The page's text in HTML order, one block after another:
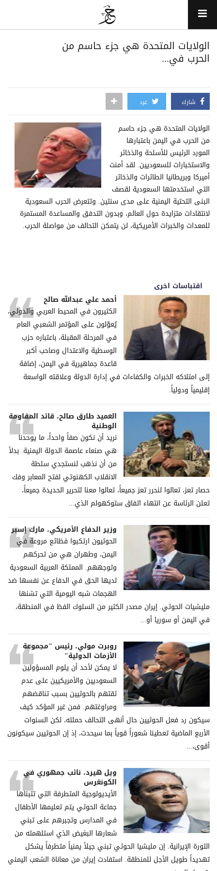
الولايات المتحدة هي جزء حاسم من
الحرب في...
شارك غرد
الولايات المتحدة هي جزء حاسم
من الحرب في اليمن باعتبارها
المورد الرئيس للأسلحة والذخائر
والاستخبارات للسعوديين. لقد أمنت
أميركا وبريطانيا الطائرات والذخائر
التي استخدمتها السعودية لقصف
البنى التحتية اليمنية على مدى سنتين. وتتعرض الحرب السعودية
لانتقادات متزايدة حول العالم، وبدون التدفق والمساعدة المستمرة
للمعدات والخبرات الأمريكية، لن يتمكن التحالف من مواصلة الحرب.
اقتباسات اخرى
أحمد علي عبدالله صالح
الكثيرون في المحيط العربي والدولي،
يُعوّلون على المؤتمر الشعبي العام
في المرحلة المقبلة، باعتباره حزب
الوسطية والاعتدال وصاحب أكبر
قاعدة جماهيرية في اليمن، إضافة
إلى امتلاكه الخبرات والكفاءات في إدارة الدولة وعلاقته الواسعة
إقليمياً ودولياً.
العميد طارق صالح، قائد المقاومة
الوطنية
نريد أن نكون صفاً واحداً، ما يوحدنا
هي صنعاء عاصمة الدولة اليمنية. بدلاً
من أن نذهب لنستجدي سلطة
الانقلاب الكهنوتي لفتح المعابر وفك
حصار تعز، تعالوا لنحرر تعز جميعاً، تعالوا معنا لتحرير الحديدة جميعاً،
تعلن الرئاسة عن انتهاء اتفاق ستوكهولم الذي...
وزير الدفاع الأمريكي، مارك إسبر
الحوثيون ارتكبوا فظائع مروعة في
اليمن، وطهران هي من تحركهم
وتوجههم. المملكة العربية السعودية
لديها الحق في الدفاع عن نفسها ضد
الهجمات شبه اليومية التي تشنها
مليشيات الحوثي. إيران مصدر الكثير من السلوك الفظ في المنطقة،
في اليمن أو سوريا أو...
روبرت مولي، رئيس "مجموعة
الأزمات الدولية"
لا يمكن لأحد أن يلوم المسؤولين
السعوديين والأمريكيين على عدم
ثقتهم بالحوثيين بسبب تناقضهم
ومراوغتهم. فمن غير المؤكد كيف
سيكون رد فعل الحوثيين حال أنهى التحالف حملته، لكن السنوات
الأربع الماضية تعطينا شعوراً قوياً بما سيحدث، إذ إن الحوثيين سيكونون
أقوى،...
ويل هيرد، نائب جمهوري في
الكونغرس
الأيديولوجية المتطرفة التي تتبناها
جماعة الحوثي يتم تعليمها الأطفال
في المدارس وتجبرهم على تبني
شعارها البغيض الذي استلهمته من
الثورة الإيرانية. إن مليشيا الحوثي تبني جيلاً يمنياً متطرفاً يشكل
تهديداً طويل الأجل للمنطقة. استفادت إيران من معاناة الشعب اليمني